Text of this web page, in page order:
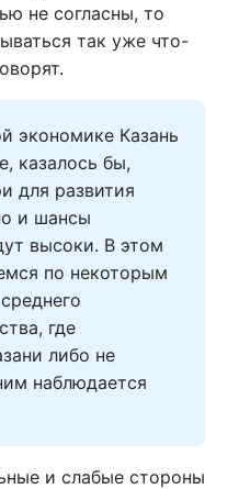
не согласны, то
так уже что-
экономике Казань
казалось бы,
для развития
и шансы
высоки. В этом
по некоторым
где
либо не
наблюдается
и слабые стороны